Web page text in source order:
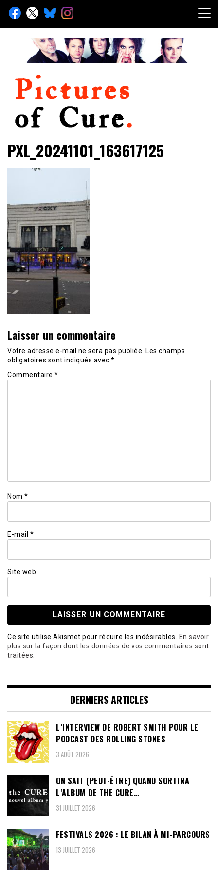
Skip
content
Pictures of Cure
PXL_20241101_163617125
Laisser un commentaire
Votre adresse e-mail ne sera pas publiée.
Les champs
obligatoires sont indiqués avec *
Commentaire *
Nom *
E-mail *
Site web
Ce site utilise Akismet pour réduire les indésirables.
En savoir
plus sur la façon dont les données de vos commentaires sont
traitées
DERNIERS ARTICLES
L’INTERVIEW DE ROBERT SMITH POUR LE
PODCAST DES ROLLING STONES
3 AOÛT 2026
ON SAIT (PEUT-ÊTRE) QUAND SORTIRA
L’ALBUM DE THE CURE…
31 JUILLET 2026
FESTIVALS 2026 : LE BILAN À MI-PARCOURS
13 JUILLET 2026